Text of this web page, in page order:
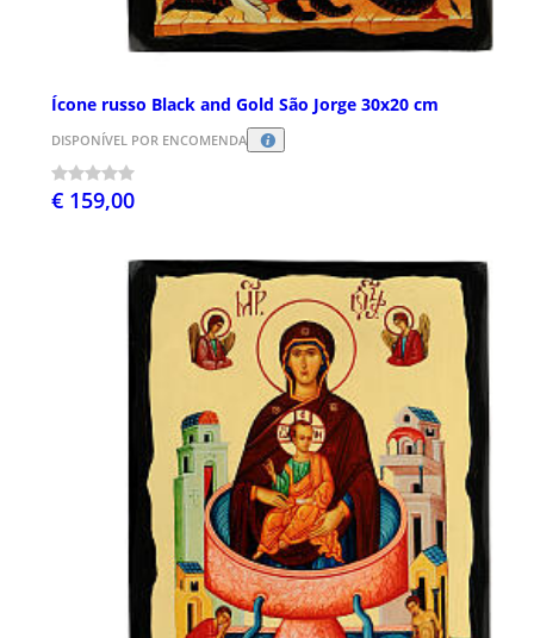
Ícone russo Black and Gold São Jorge 30x20 cm
DISPONÍVEL POR ENCOMENDA
€ 159,00